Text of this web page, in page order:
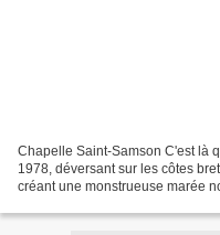
Chapelle Saint-Samson C'est là
1978, déversant sur les côtes
créant une monstrueuse marée